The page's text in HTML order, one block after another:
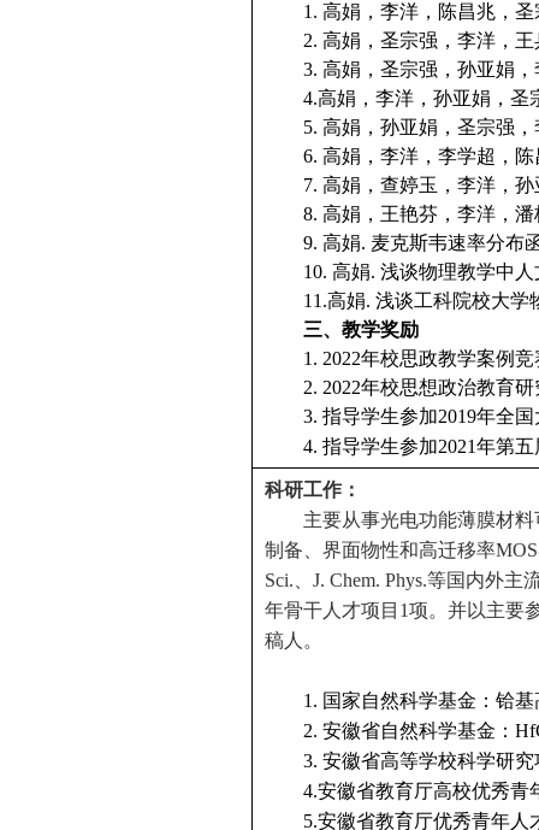
1. 高娟，李洋，陈昌兆，圣
2. 高娟，圣宗强，李洋，王
3. 高娟，圣宗强，孙亚娟
4.高娟，李洋，孙亚娟，圣
5. 高娟，孙亚娟，圣宗强
6. 高娟，李洋，李学超，
7. 高娟，查婷玉，李洋，孙
8. 高娟，王艳芬，李洋，
9. 高娟. 麦克斯韦速率分布
10. 高娟. 浅谈物理教学中
11.高娟. 浅谈工科院校大学
三、教学奖励
1. 2022年校思政教学案例
2. 2022年校思想政治教育
3. 指导学生参加2019年全国
4. 指导学生参加2021年第五
科研工作：
主要从事光电功能薄膜材
制备、界面物性和高迁移率MOS
Sci.
J. Chem. Phys.等国内外主
年骨干人才项目 1项。并以主要
稿人。
1. 国家自然科学基金：铪基
2. 安徽省自然科学基金：
3. 安徽省高等学校科学研究
4.安徽省教育厅高校优秀青
5.安徽省教育厅优秀青年人